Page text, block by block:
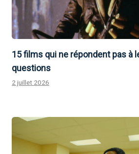
15 films qui ne répondent pas à
questions
2 juillet 2026